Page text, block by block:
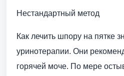
Нестандартный метод
Как лечить шпору на пятке
уринотерапии. Они
горячей моче. По мере